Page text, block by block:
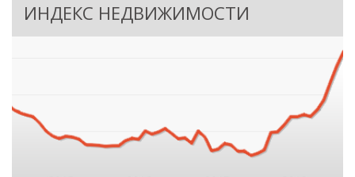
ИНДЕКС НЕДВИЖИМОСТИ